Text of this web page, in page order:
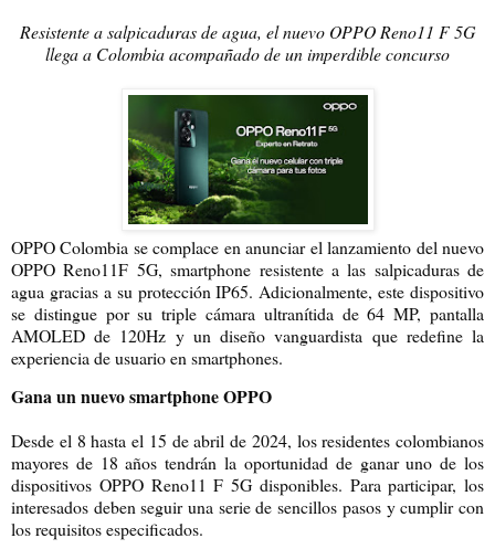
Resistente a salpicaduras de agua, el nuevo OPPO Reno11 F 5G
llega a Colombia acompañado de un imperdible concurso
OPPO Colombia se complace en anunciar el lanzamiento del nuevo
OPPO Reno11F 5G, smartphone resistente a las salpicaduras de
agua gracias a su protección IP65. Adicionalmente, este dispositivo
se distingue por su triple cámara ultranítida de 64 MP, pantalla
AMOLED de 120Hz y un diseño vanguardista que redefine la
experiencia de usuario en smartphones.
Gana un nuevo smartphone OPPO
Desde el 8 hasta el 15 de abril de 2024, los residentes colombianos
mayores de 18 años tendrán la oportunidad de ganar uno de los
dispositivos OPPO Reno11 F 5G disponibles. Para participar, los
interesados deben seguir una serie de sencillos pasos y cumplir con
los requisitos especificados.